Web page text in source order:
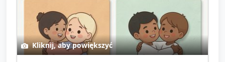
Kliknij, aby powiększyć